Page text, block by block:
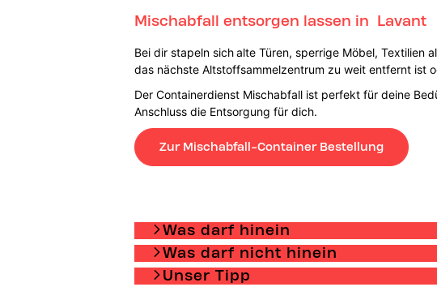
Mischabfall entsorgen lassen in Lavant
Bei dir stapeln sichalte Türen, sperrige Möbel, Textilien
das nächste Altstoffsammelzentrum zu weit entfernt ist
Der Containerdienst Mischabfall ist perfekt für deine
Anschluss die Entsorgung für dich.
Zur Mischabfall-Container Bestellung
Was darf hinein
Was darf nicht hinein
Unser Tipp